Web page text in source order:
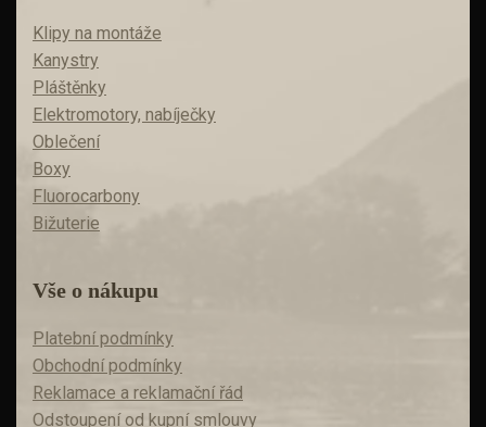
Klipy na montáže
Kanystry
Pláštěnky
Elektromotory, nabíječky
Oblečení
Boxy
Fluorocarbony
Bižuterie
Vše o nákupu
Platební podmínky
Obchodní podmínky
Reklamace a reklamační řád
Odstoupení od kupní smlouvy